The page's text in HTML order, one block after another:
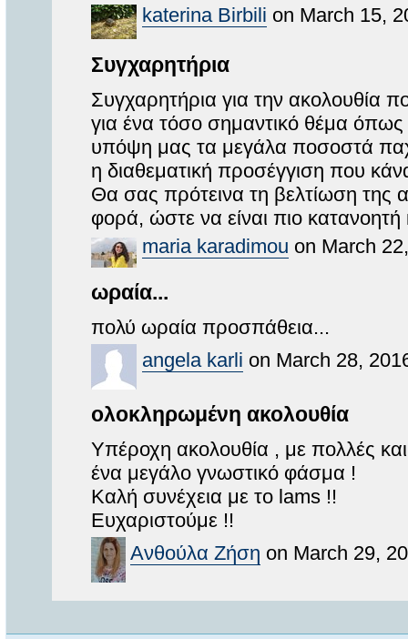
katerina Birbili on March 15,
Συγχαρητήρια
Συγχαρητήρια για την ακολουθία
για ένα τόσο σημαντικό θέμα όπως
υπόψη μας τα μεγάλα ποσοστά
η διαθεματική προσέγγιση που
Θα σας πρότεινα τη βελτίωση της
φορά, ώστε να είναι πιο κατανοητή
maria karadimou on March
ωραία...
πολύ ωραία προσπάθεια...
angela karli on March 28,
ολοκληρωμένη ακολουθία
Υπέροχη ακολουθία , με πολλές
ένα μεγάλο γνωστικό φάσμα !
Καλή συνέχεια με το lams !!
Ευχαριστούμε !!
Ανθούλα Ζήση on March 29,